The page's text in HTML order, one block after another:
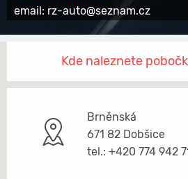
email: rz-auto@seznam.cz
Kde naleznete
Brněnská
671 82 Dobšice
tel.: +420 774 942